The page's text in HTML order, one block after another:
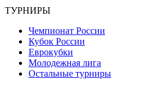
ТУРНИРЫ
Чемпионат России
Кубок России
Еврокубки
Молодежная лига
Остальные турниры